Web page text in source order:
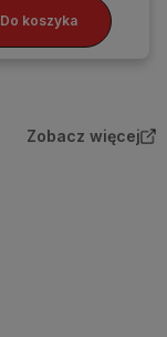
Do koszyka
Zobacz więcej